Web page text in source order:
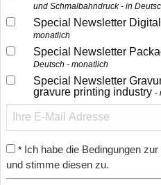
und Schmalbahndruck - in
Special Newsletter
monatlich
Special Newsletter
Deutsch - monatlich
Special Newsletter
gravure printing industry
* Ich habe die Bedingungen
und stimme diesen zu.